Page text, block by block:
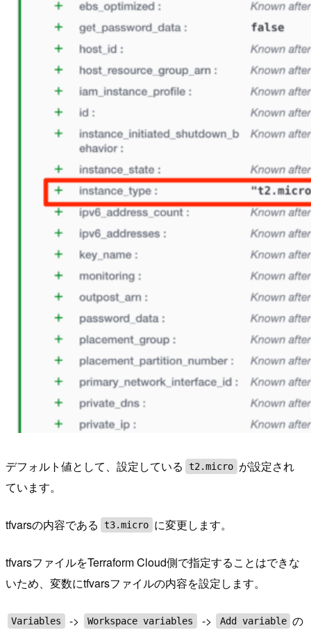
デフォルト値として、設定している t2.micro が設定され
ています。
tfvarsの内容である t3.micro に変更します。
tfvarsファイルをTerraform Cloud側で指定することはできな
いため、変数にtfvarsファイルの内容を設定します。
Variables -> Workspace variables -> Add variable の